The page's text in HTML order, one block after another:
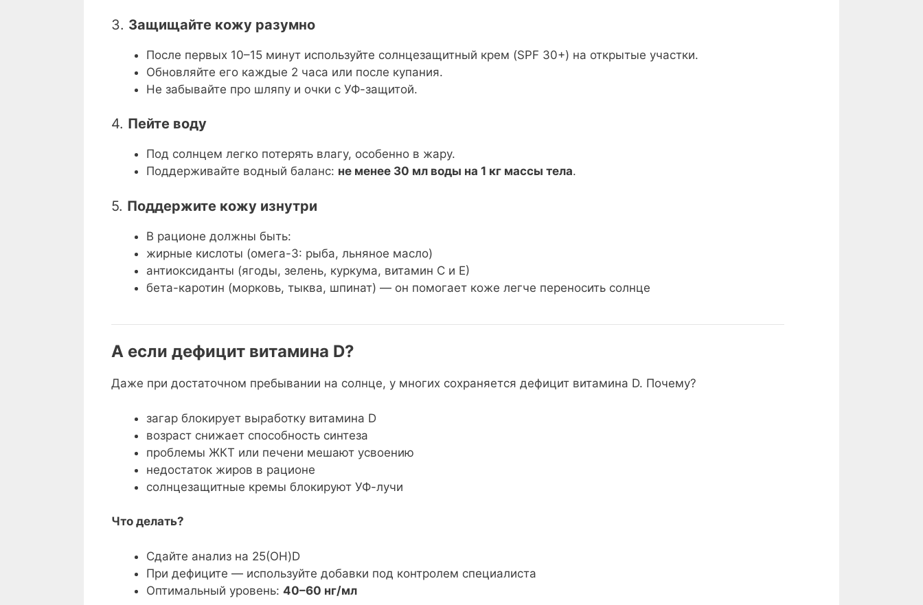
3. Защищайте кожу разумно
После первых 10–15 минут используйте солнцезащитный крем (SPF 30+) на открытые участки.
Обновляйте его каждые 2 часа или после купания.
Не забывайте про шляпу и очки с УФ-защитой.
4. Пейте воду
Под солнцем легко потерять влагу, особенно в жару.
Поддерживайте водный баланс: не менее 30 мл воды на 1 кг массы тела.
5. Поддержите кожу изнутри
В рационе должны быть:
жирные кислоты (омега-3: рыба, льняное масло)
антиоксиданты (ягоды, зелень, куркума, витамин C и Е)
бета-каротин (морковь, тыква, шпинат) — он помогает коже легче переносить солнце
А если дефицит витамина D?
Даже при достаточном пребывании на солнце, у многих сохраняется дефицит витамина D. Почему?
загар блокирует выработку витамина D
возраст снижает способность синтеза
проблемы ЖКТ или печени мешают усвоению
недостаток жиров в рационе
солнцезащитные кремы блокируют УФ-лучи
Что делать?
Сдайте анализ на 25(OH)D
При дефиците — используйте добавки под контролем специалиста
Оптимальный уровень: 40–60 нг/мл